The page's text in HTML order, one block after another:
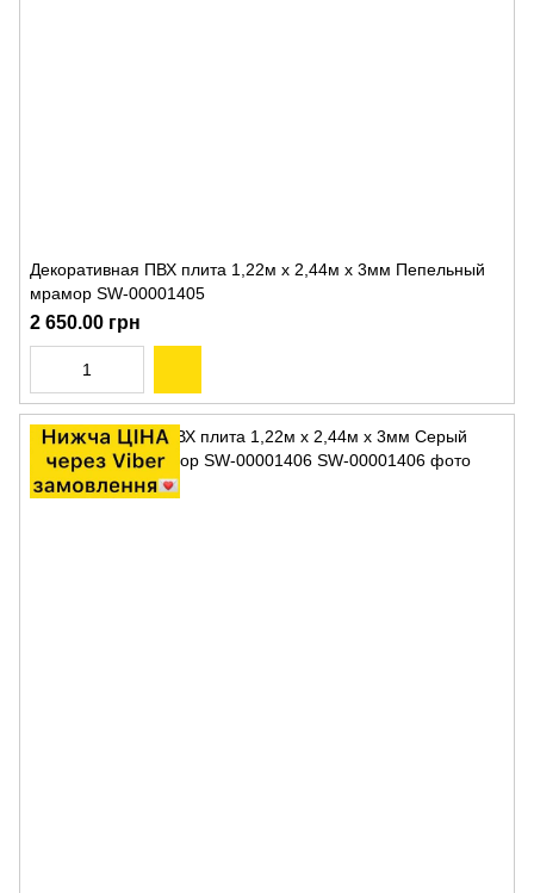
Декоративная ПВХ плита 1,22м х 2,44м х 3мм Пепельный
мрамор SW-00001405
2 650.00 грн